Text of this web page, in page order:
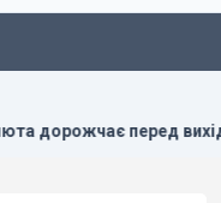
курс долара і євро 7